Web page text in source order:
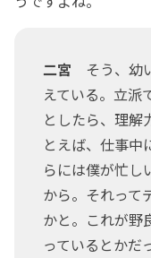
二宮 そう、幼
えている。立派
としたら、理解
とえば、仕事中
らには僕が忙し
から。それって
かと。これが野
っているとかだ